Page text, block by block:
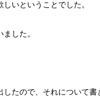
いということでした。
した。
たので、それについて書